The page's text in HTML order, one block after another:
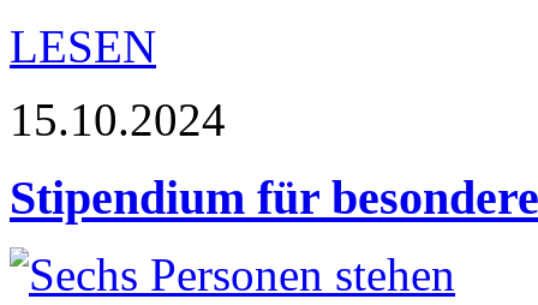
LESEN
15.10.2024
Stipendium für